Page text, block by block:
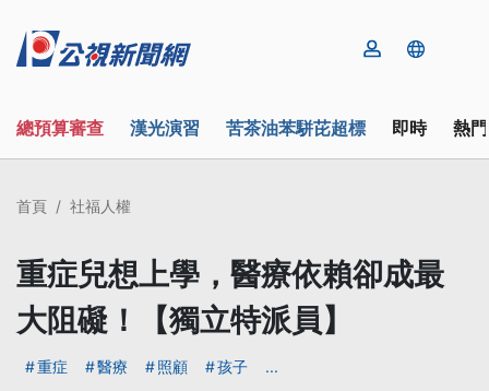
總預算審查 漢光演習 苦茶油苯駢芘超標 即時 熱
首頁 社福人權
重症兒想上學，醫療依賴卻成最
大阻礙！【獨立特派員】
重症 醫療 照顧 孩子 ...